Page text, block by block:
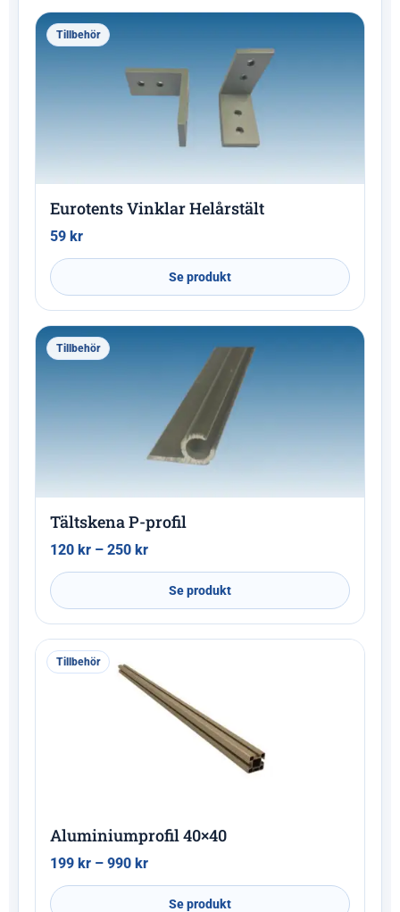
Tillbehör
Eurotents Vinklar Helårstält
59 kr
Se produkt
Tillbehör
Tältskena P-profil
120 kr – 250 kr
Se produkt
Tillbehör
Aluminiumprofil 40×40
199 kr – 990 kr
Se produkt